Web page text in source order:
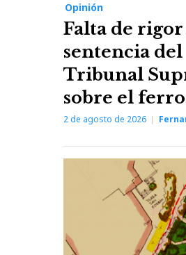
Opinión
Falta de rigor
sentencia del
Tribunal
sobre el
2 de agosto de 2026